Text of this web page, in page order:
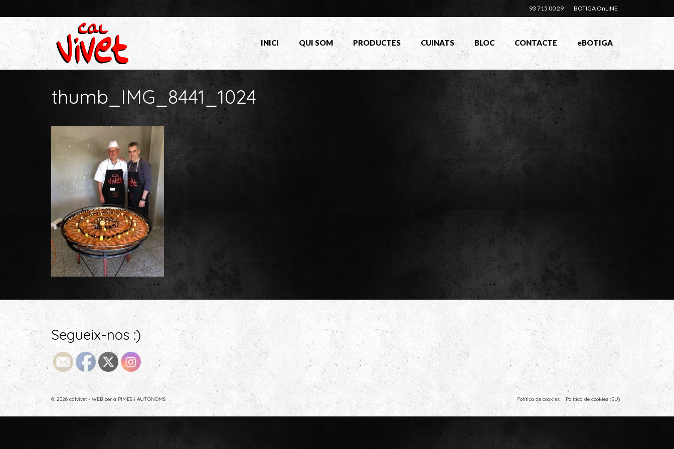
93 715 00 29 BOTIGA OnLINE
INICI QUI SOM PRODUCTES CUINATS BLOC CONTACTE eBOTIGA
thumb_IMG_8441_1024
Segueix-nos :)
Política de cookies Política de cookies (EU)
© 2026 calvivet - WEB per a PIMES i AUTONOMS